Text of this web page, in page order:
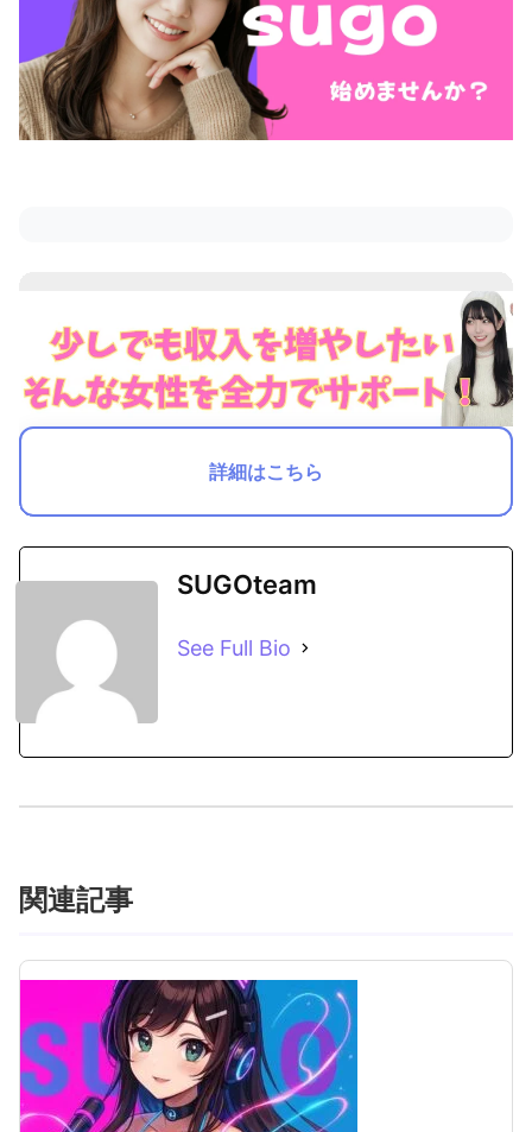
詳細はこちら
SUGOteam
See Full Bio
関連記事